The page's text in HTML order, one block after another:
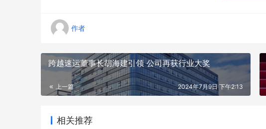
作者
跨越速运董事长胡海建引领 公司再获行业大奖
上一篇 2024年7月9日 下午2:13
相关推荐